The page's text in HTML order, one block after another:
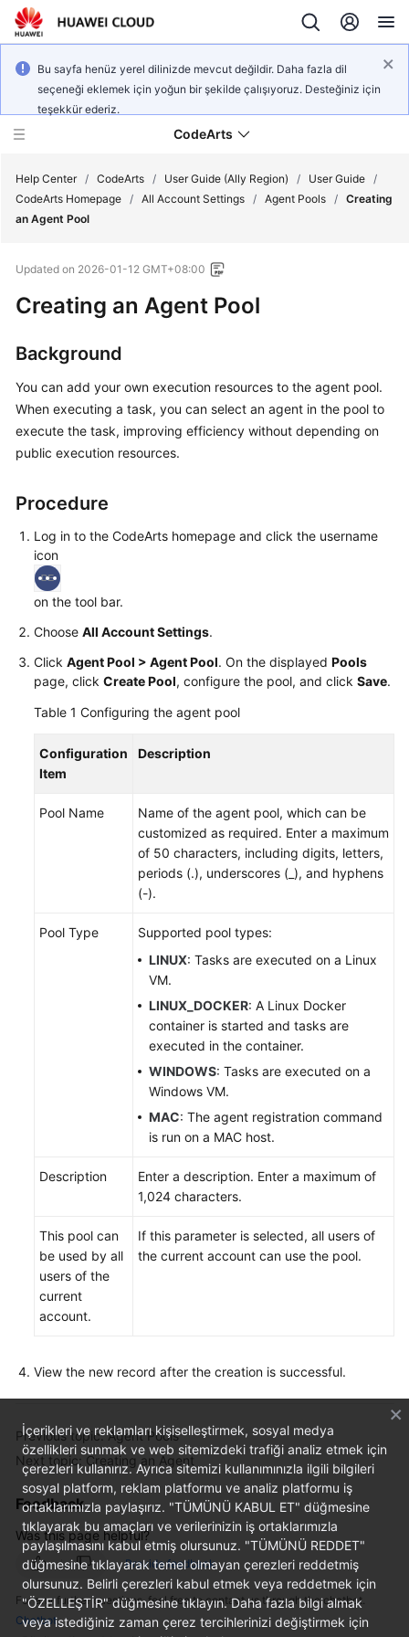
Bu sayfa henüz yerel dilinizde mevcut değildir. Daha fazla dil
seçeneği eklemek için yoğun bir şekilde çalışıyoruz. Desteğiniz için
teşekkür ederiz.
CodeArts
Billing
Started
Reference
FAQs
Videos
More
Documents
General
Reference
Glossary
Level
Help Center / CodeArts / User Guide (Ally Region) / User Guide /
CodeArts Homepage / All Account Settings / Agent Pools / Creating
an Agent Pool
Updated on 2026-01-12 GMT+08:00
Creating an Agent Pool
Background
You can add your own execution resources to the agent pool.
When executing a task, you can select an agent in the pool to
execute the task, improving efficiency without depending on
public execution resources.
Procedure
Log in to the CodeArts homepage and click the username
icon
on the tool bar.
Choose All Account Settings.
Click Agent Pool > Agent Pool. On the displayed Pools
page, click Create Pool, configure the pool, and click Save.
Table 1 Configuring the agent pool
Configuration
Item
Description
Pool Name
Name of the agent pool, which can be
customized as required. Enter a maximum
of 50 characters, including digits, letters,
periods (.), underscores (_), and hyphens
(-).
Pool Type
Supported pool types:
LINUX: Tasks are executed on a Linux
VM.
LINUX_DOCKER: A Linux Docker
container is started and tasks are
executed in the container.
WINDOWS: Tasks are executed on a
Windows VM.
MAC: The agent registration command
is run on a MAC host.
Description Enter a description. Enter a maximum of
1,024 characters.
This pool can
be used by all
users of the
current
account.
If this parameter is selected, all users of
the current account can use the pool.
View the new record after the creation is successful.
Previous topic: Agent Pools
Next topic: Creating an Agent
Feedback
Was this page helpful?
Provide feedback
For any further questions, feel free to contact us through the chatbot.
Chatbot
İçerikleri ve reklamları kişiselleştirmek, sosyal medya
özellikleri sunmak ve web sitemizdeki trafiği analiz etmek için
çerezleri kullanırız. Ayrıca sitemizi kullanımınızla ilgili bilgileri
sosyal platform, reklam platformu ve analiz platformu iş
ortaklarımızla paylaşırız. "TÜMÜNÜ KABUL ET" düğmesine
tıklayarak bu amaçları ve verilerinizin iş ortaklarımızla
paylaşılmasını kabul etmiş olursunuz. "TÜMÜNÜ REDDET"
düğmesine tıklayarak temel olmayan çerezleri reddetmiş
olursunuz. Belirli çerezleri kabul etmek veya reddetmek için
"ÖZELLEŞTİR" düğmesine tıklayın. Daha fazla bilgi almak
veya istediğiniz zaman çerez tercihlerinizi değiştirmek için